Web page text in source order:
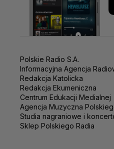
Polskie Radio S.A.
Informacyjna Agencja
Redakcja Katolicka
Redakcja Ekumeniczna
Centrum Edukacji Medialnej
Agencja Muzyczna
Studia nagraniowe i
Sklep Polskiego Radia